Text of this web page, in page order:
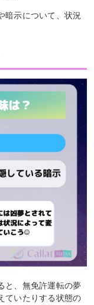
暗示について、状況
と、無免許運転の夢
ていたりする状態の